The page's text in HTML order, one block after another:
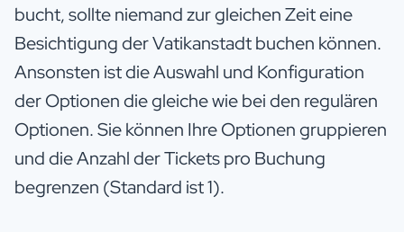
bucht, sollte niemand zur gleichen Zeit eine
Besichtigung der Vatikanstadt buchen können.
Ansonsten ist die Auswahl und Konfiguration
der Optionen die gleiche wie bei den regulären
Optionen. Sie können Ihre Optionen gruppieren
und die Anzahl der Tickets pro Buchung
begrenzen (Standard ist 1).